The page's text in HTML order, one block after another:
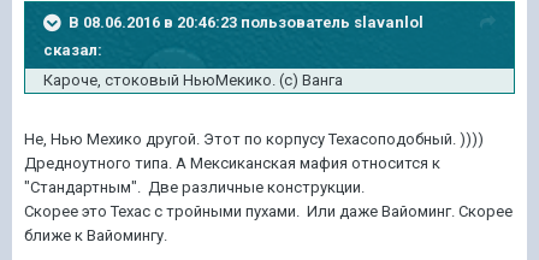
В 08.06.2016 в 20:46:23 пользователь slavanlol
сказал:
Кароче, стоковый НьюМекико. (с) Ванга
Не, Нью Мехико другой. Этот по корпусу Техасоподобный. ))))
Дредноутного типа. А Мексиканская мафия относится к
"Стандартным". Две различные конструкции.
Скорее это Техас с тройными пухами. Или даже Вайоминг. Скорее
ближе к Вайомингу.